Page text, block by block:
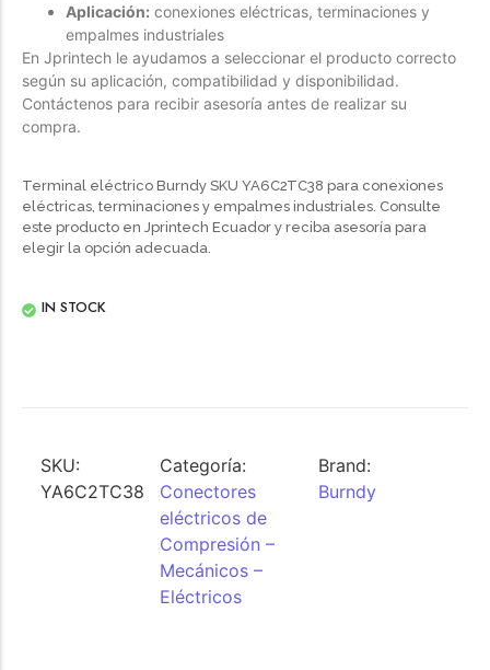
Especially favourable
Video
Aplicación: conexiones eléctricas, terminaciones y
empalmes industriales
En Jprintech le ayudamos a seleccionar el producto correcto
según su aplicación, compatibilidad y disponibilidad.
Contáctenos para recibir asesoría antes de realizar su
compra.
Terminal eléctrico Burndy SKU YA6C2TC38 para conexiones
eléctricas, terminaciones y empalmes industriales. Consulte
este producto en Jprintech Ecuador y reciba asesoría para
elegir la opción adecuada.
IN STOCK
SKU:
YA6C2TC38
Categoría:
Conectores
eléctricos de
Compresión –
Mecánicos –
Eléctricos
Brand:
Burndy